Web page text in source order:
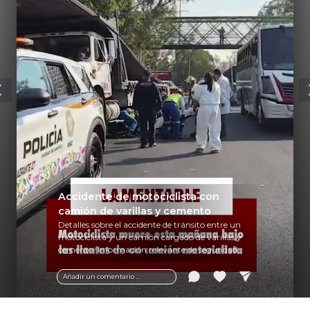
Añadir un comentario ...
Accidente de motociclista con
camión de varillas y cemento
Detalles sobre el accidente de tránsito entre un
motociclista y un camión cargado de varillas y
cemento. Información relevante de seguridad
vial y recomendaciones para motociclistas.